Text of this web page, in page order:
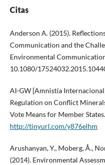
Citas
Anderson A. (2015).
Communication and the
Environmental
10.1080/
AI-GW [Amnistía
Regulation on Conflict
Vote Means for Member
http://tinyurl.com/y876elhm
Arushanyan, Y., Moberg, Å.,
(2014). Environmental